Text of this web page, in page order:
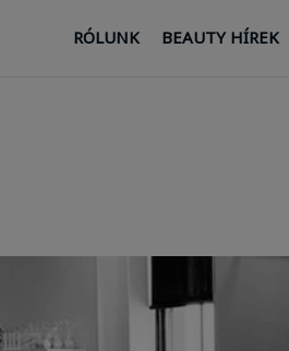
RÓLUNK BEAUTY HÍREK